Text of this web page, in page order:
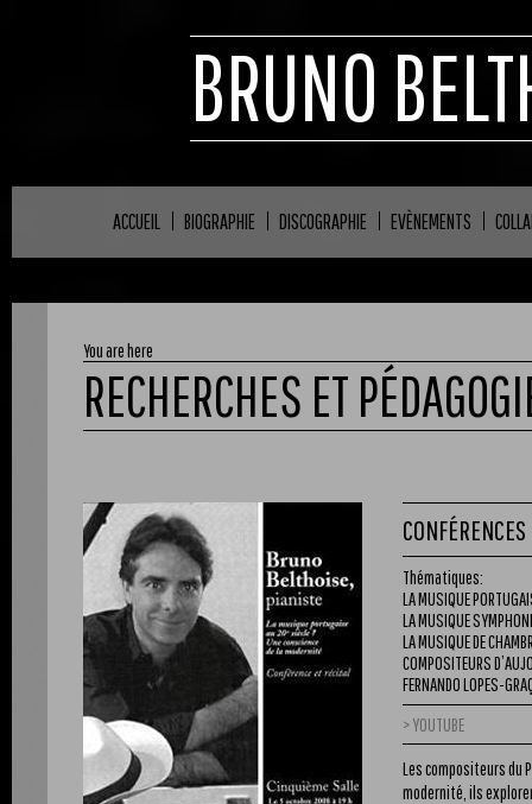
BRUNO
ACCUEIL BIOGRAPHIE DISCOGRAPHIE EVÈNEMENTS
You are here
RECHERCHES ET
CONFÉRENCES
Thématiques:
LA MUSIQUE
LA MUSIQUE
LA MUSIQUE DE
COMPOSITEURS
FERNANDO LOPES-
YOUTUBE
Les compositeurs du
modernité, ils